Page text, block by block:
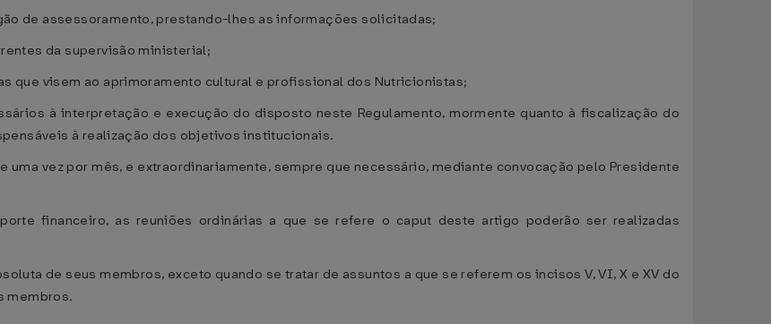
de assessoramento, prestando-lhes as informações solicitadas;
da supervisão ministerial;
que visem ao aprimoramento cultural e profissional dos Nutricionistas;
à interpretação e execução do disposto neste Regulamento, mormente quanto à fiscalização do
à realização dos objetivos institucionais.
uma vez por mês, e extraordinariamente, sempre que necessário, mediante convocação pelo Presidente
financeiro, as reuniões ordinárias a que se refere o caput deste artigo poderão ser realizadas
de seus membros, exceto quando se tratar de assuntos a que se referem os incisos V, VI, X e XV do
membros.